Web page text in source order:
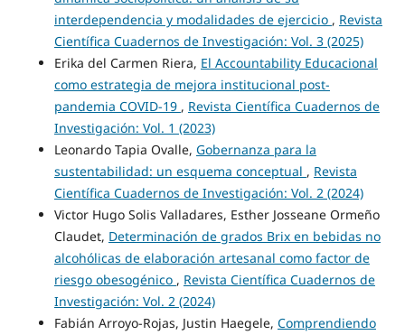
interdependencia y modalidades de ejercicio , Revista
Científica Cuadernos de Investigación: Vol. 3 (2025)
Erika del Carmen Riera, El Accountability Educacional
como estrategia de mejora institucional post-
pandemia COVID-19 , Revista Científica Cuadernos de
Investigación: Vol. 1 (2023)
Leonardo Tapia Ovalle, Gobernanza para la
sustentabilidad: un esquema conceptual , Revista
Científica Cuadernos de Investigación: Vol. 2 (2024)
Victor Hugo Solis Valladares, Esther Josseane Ormeño
Claudet, Determinación de grados Brix en bebidas no
alcohólicas de elaboración artesanal como factor de
riesgo obesogénico , Revista Científica Cuadernos de
Investigación: Vol. 2 (2024)
Fabián Arroyo-Rojas, Justin Haegele, Comprendiendo